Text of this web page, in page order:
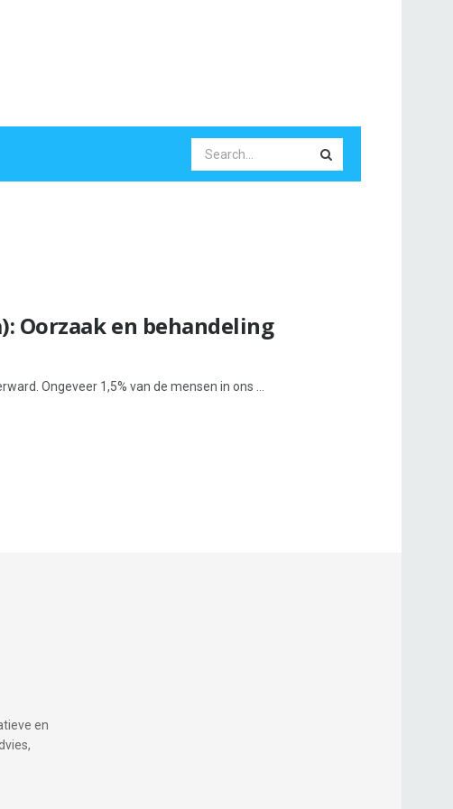
Oorzaak en behandeling
Ongeveer 1,5% van de mensen in ons ...
en